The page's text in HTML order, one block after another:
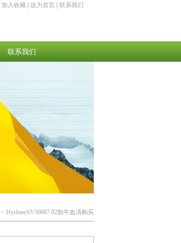
加入收藏 设为首页 联系我们
联系我们
> HycloneSV30087.02胎牛血清购买